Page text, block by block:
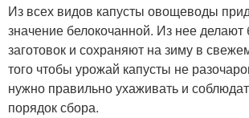
Из всех видов капусты овощеводы
значение белокочанной. Из нее делают
заготовок и сохраняют на зиму в
того чтобы урожай капусты не
нужно правильно ухаживать и
порядок сбора.